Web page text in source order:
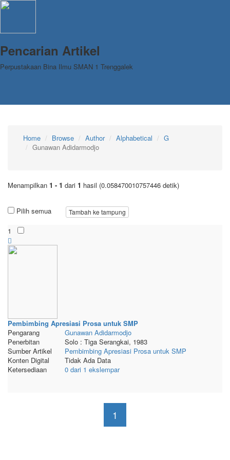
Pencarian Artikel
Perpustakaan Bina Ilmu SMAN 1 Trenggalek
Home Browse Author Alphabetical
G
Gunawan Adidarmodjo
Menampilkan 1 - 1 dari 1 hasil (0.058470010757446 detik)
Pilih semua
1
Pembimbing Apresiasi Prosa untuk SMP
Pengarang
Gunawan Adidarmodjo
Penerbitan
Solo : Tiga Serangkai, 1983
Sumber Artikel
Pembimbing Apresiasi Prosa untuk SMP
Konten Digital
Tidak Ada Data
Ketersediaan
0 dari 1 ekslempar
1